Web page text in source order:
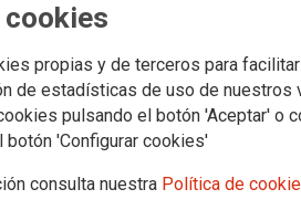
propias y de terceros para
de estadísticas de uso de nuestros
pulsando el botón 'Aceptar' o
botón 'Configurar cookies'
consulta nuestra Política de